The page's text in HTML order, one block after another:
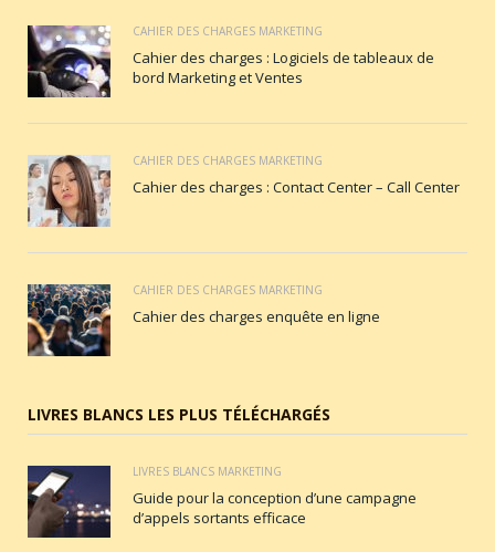
CAHIER DES CHARGES MARKETING
Cahier des charges : Logiciels de tableaux de
bord Marketing et Ventes
CAHIER DES CHARGES MARKETING
Cahier des charges : Contact Center – Call Center
CAHIER DES CHARGES MARKETING
Cahier des charges enquête en ligne
LIVRES BLANCS LES PLUS TÉLÉCHARGÉS
LIVRES BLANCS MARKETING
Guide pour la conception d’une campagne
d’appels sortants efficace